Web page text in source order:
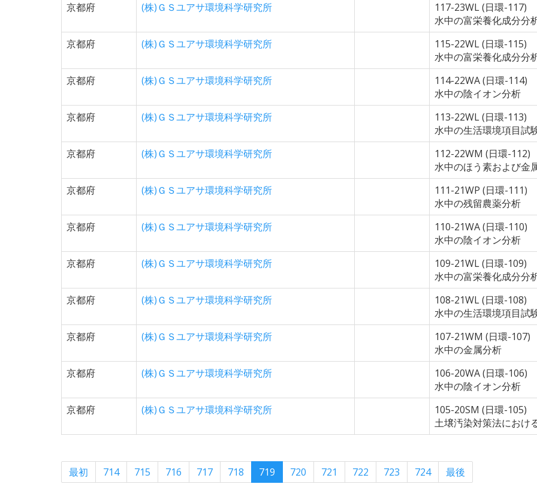
京都府
(株)ＧＳユアサ環境科学研究所
117-23WL (日環-117)
水中の富栄養化成分分
京都府
(株)ＧＳユアサ環境科学研究所
115-22WL (日環-115)
水中の富栄養化成分分
京都府
(株)ＧＳユアサ環境科学研究所
114-22WA (日環-114)
水中の陰イオン分析
京都府
(株)ＧＳユアサ環境科学研究所
113-22WL (日環-113)
水中の生活環境項目試
京都府
(株)ＧＳユアサ環境科学研究所
112-22WM (日環-112)
水中のほう素および金
京都府
(株)ＧＳユアサ環境科学研究所
111-21WP (日環-111)
水中の残留農薬分析
京都府
(株)ＧＳユアサ環境科学研究所
110-21WA (日環-110)
水中の陰イオン分析
京都府
(株)ＧＳユアサ環境科学研究所
109-21WL (日環-109)
水中の富栄養化成分分
京都府
(株)ＧＳユアサ環境科学研究所
108-21WL (日環-108)
水中の生活環境項目試
京都府
(株)ＧＳユアサ環境科学研究所
107-21WM (日環-107)
水中の金属分析
京都府
(株)ＧＳユアサ環境科学研究所
106-20WA (日環-106)
水中の陰イオン分析
京都府
(株)ＧＳユアサ環境科学研究所
105-20SM (日環-105)
土壌汚染対策法におけ
最初 714 715 716 717 718 719 720 721 722 723 724 最後